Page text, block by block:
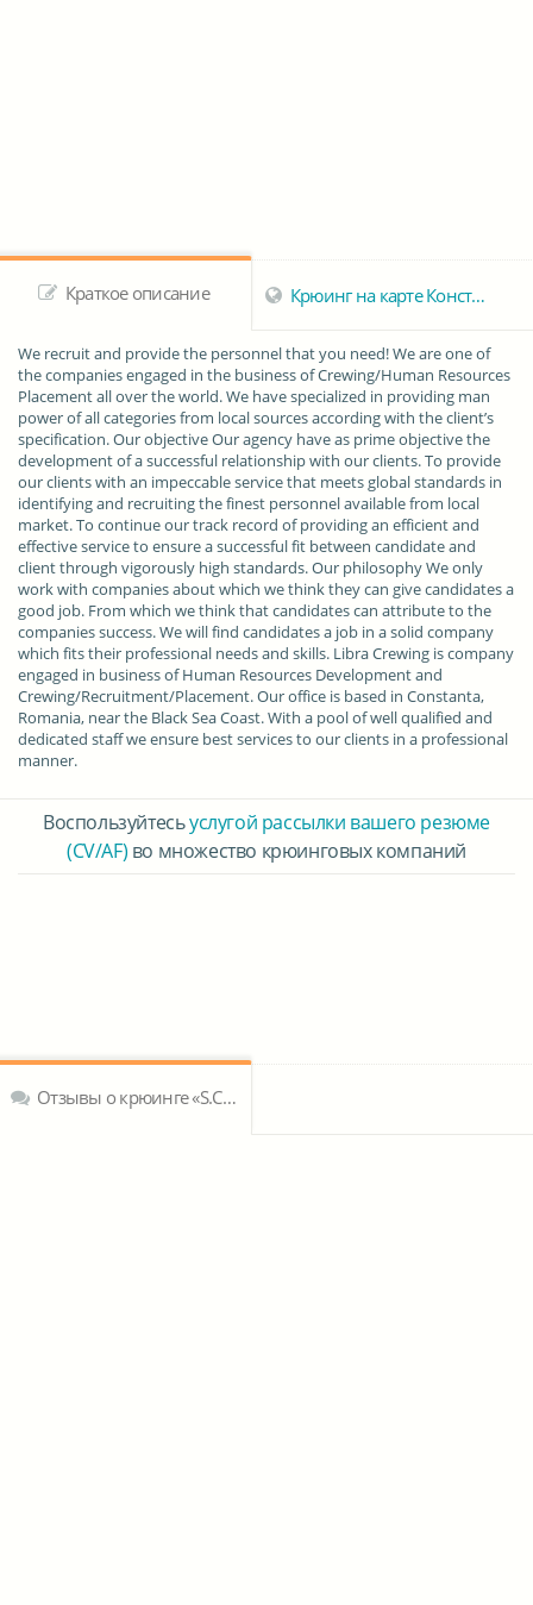
Краткое описание Крюинг на карте Констанцы
We recruit and provide the personnel that you need! We are one of
the companies engaged in the business of Crewing/Human Resources
Placement all over the world. We have specialized in providing man
power of all categories from local sources according with the client’s
specification. Our objective Our agency have as prime objective the
development of a successful relationship with our clients. To provide
our clients with an impeccable service that meets global standards in
identifying and recruiting the finest personnel available from local
market. To continue our track record of providing an efficient and
effective service to ensure a successful fit between candidate and
client through vigorously high standards. Our philosophy We only
work with companies about which we think they can give candidates a
good job. From which we think that candidates can attribute to the
companies success. We will find candidates a job in a solid company
which fits their professional needs and skills. Libra Crewing is company
engaged in business of Human Resources Development and
Crewing/Recruitment/Placement. Our office is based in Constanta,
Romania, near the Black Sea Coast. With a pool of well qualified and
dedicated staff we ensure best services to our clients in a professional
manner.
Воспользуйтесьуслугой рассылки вашего резюме
(CV/AF) во множество крюинговых компаний
Отзывы о крюинге «S.C. LIBRA CREWING»